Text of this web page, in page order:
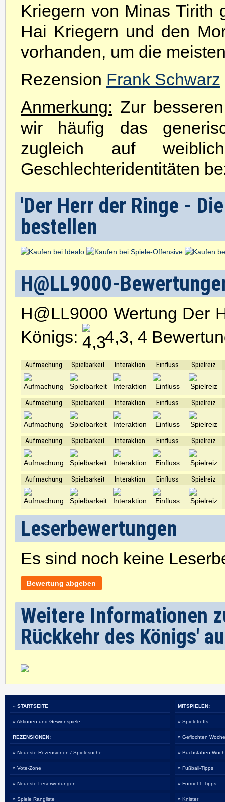
Kriegern von Minas Tirith
Hai Kriegern und den
vorhanden, um die
Rezension Frank Schwarz
Anmerkung: Zur
wir häufig das
zugleich auf
Geschlechteridentitäten
'Der Herr der Ringe -
bestellen
H@LL9000-
H@LL9000 Wertung Der
Königs:
4,3, 4
Aufmachung Spielbarkeit Interaktion Einfluss Spielreiz
Aufmachung Spielbarkeit Interaktion Einfluss Spielreiz
Aufmachung Spielbarkeit Interaktion Einfluss Spielreiz
Aufmachung Spielbarkeit Interaktion Einfluss Spielreiz
Leserbewertungen
Es sind noch keine
Bewertung abgeben
Weitere Informationen
Rückkehr des Königs'
» STARTSEITE
» Aktionen und Gewinnspiele
REZENSIONEN:
» Neueste Rezensionen / Spielesuche
» Vote-Zone
» Neueste Leserwertungen
» Spiele Rangliste
MITSPIELEN:
» Spieletreffs
» Geflochten
» Buchstaben
» Fußball-Tipps
» Formel 1-Tipps
» Knister